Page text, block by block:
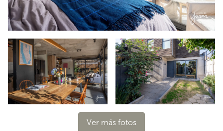
…
Ver más fotos